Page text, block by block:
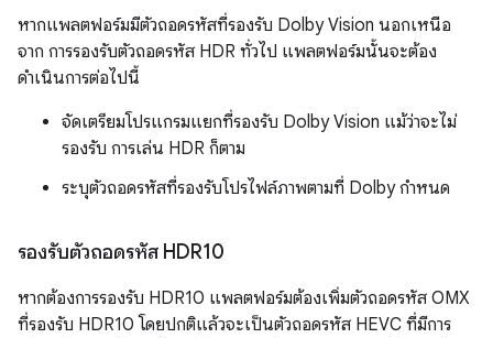
หากแพลตฟอร์มมีตัวถอดรหัสที่รองรับ Dolby Vision นอกเหนือ
จาก การรองรับตัวถอดรหัส HDR ทั่วไป แพลตฟอร์มนั้นจะต้อง
ดำเนินการต่อไปนี้
จัดเตรียมโปรแกรมแยกที่รองรับ Dolby Vision แม้ว่าจะไม่
รองรับ การเล่น HDR ก็ตาม
ระบุตัวถอดรหัสที่รองรับโปรไฟล์ภาพตามที่ Dolby กำหนด
รองรับตัวถอดรหัส HDR10
หากต้องการรองรับ HDR10 แพลตฟอร์มต้องเพิ่มตัวถอดรหัส OMX
ที่รองรับ HDR10 โดยปกติแล้วจะเป็นตัวถอดรหัส HEVC ที่มีการ